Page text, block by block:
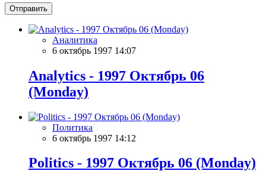
Отправить
Аналитика
6 октябрь 1997 14:07
Analytics - 1997 Октябрь 06
(Monday)
Политика
6 октябрь 1997 14:12
Politics - 1997 Октябрь 06 (Monday)